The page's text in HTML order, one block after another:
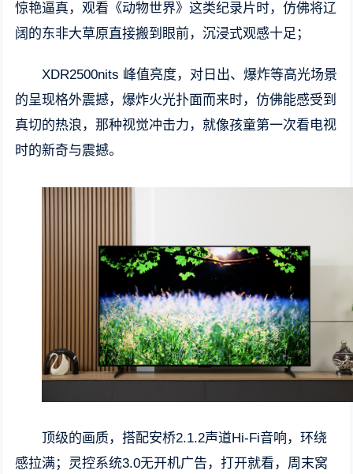
惊艳逼真，观看《动物世界》这类纪录片时，仿佛将辽
阔的东非大草原直接搬到眼前，沉浸式观感十足；
XDR2500nits 峰值亮度，对日出、爆炸等高光场景
的呈现格外震撼，爆炸火光扑面而来时，仿佛能感受到
真切的热浪，那种视觉冲击力，就像孩童第一次看电视
时的新奇与震撼。
顶级的画质，搭配安桥2.1.2声道Hi-Fi音响，环绕
感拉满；灵控系统3.0无开机广告，打开就看，周末窝